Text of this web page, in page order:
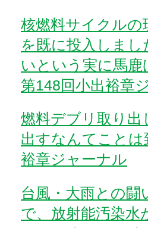
核燃料サイクル
を既に投入しま
いという実に馬
第148回小出裕章
燃料デブリ取り出
出すなんてこと
裕章ジャーナル
台風・大雨との
で、放射能汚染